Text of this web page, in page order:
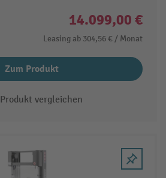
14.099,00 €
Leasing ab 304,56 € / Monat
Zum Produkt
Produkt vergleichen